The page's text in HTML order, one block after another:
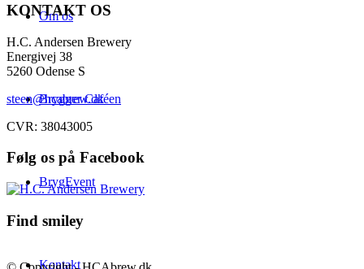
Om os
Brygger Caféen
BrygEvent
Kontakt
KONTAKT OS
H.C. Andersen Brewery
Energivej 38
5260 Odense S
steen@hcabrew.dk
CVR: 38043005
Følg os på Facebook
Find smiley